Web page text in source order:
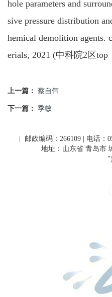
hole parameters and
sive pressure distribution
hemical demolition agents.
erials, 2021 (中科院2区top
上一篇： 蔡自伟
下一篇： 季敏
| 邮政编码：266109 | 电话：
地址：山东省 青岛市